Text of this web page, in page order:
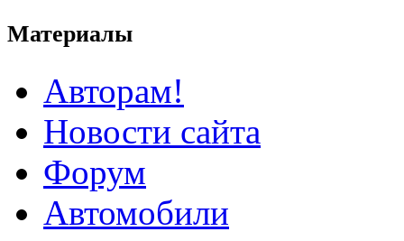
Материалы
Авторам!
Новости сайта
Форум
Автомобили